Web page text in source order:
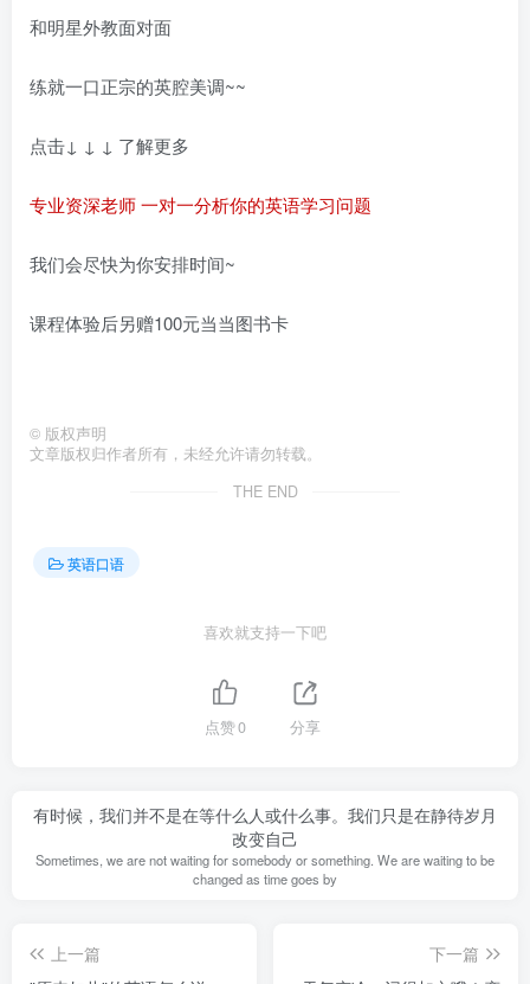
和明星外教面对面
练就一口正宗的英腔美调~~
点击↓ ↓ ↓ 了解更多
专业资深老师 一对一分析你的英语学习问题
我们会尽快为你安排时间~
课程体验后另赠100元当当图书卡
© 版权声明
文章版权归作者所有，未经允许请勿转载。
THE END
英语口语
喜欢就支持一下吧
点赞0 分享
有时候，我们并不是在等什么人或什么事。我们只是在静待岁月
改变自己
Sometimes, we are not waiting for somebody or something. We are waiting to be
changed as time goes by
上一篇
下一篇